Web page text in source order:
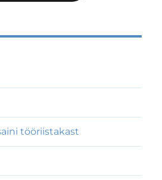
tööriistakast